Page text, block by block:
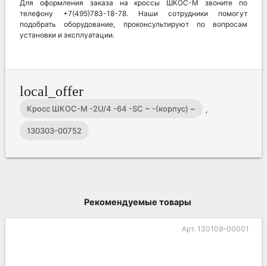
Для оформления заказа на кроссы ШКОС-М звоните по
телефону +7(495)783-18-78. Наши сотрудники помогут
подобрать оборудование, проконсультируют по вопросам
установки и эксплуатации.
local_offer
Кросс ШКОС-М -2U/4 -64 -SC ~ -(корпус) ~ ,
130303-00752
Рекомендуемые товары
Арт. 130109-00001